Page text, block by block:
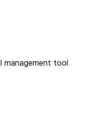
management tool